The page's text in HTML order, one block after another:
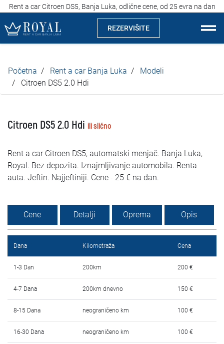
Rent a car Citroen DS5, Banja Luka, odlične cene, od 25 evra na dan
REZERVIŠITE
Kompanija
Lokacije
Iznajmljivanje vozila
Cijene
Uslovi najma
Najčešća pitanja
Blog
Kontakt
EN
Početna Rent a car Banja Luka
Modeli
Citroen DS5 2.0 Hdi
Citroen DS5 2.0 Hdi ili slično
Rent a car Citroen DS5, automatski menjač. Banja Luka,
Royal. Bez depozita. Iznajmljivanje automobila. Renta
auta. Jeftin. Najjeftiniji. Cene - 25 € na dan.
Cene Detalji Oprema Opis
Dana Kilometraža Cena
1-3 Dan 200km 200 €
4-7 Dana 200km dnevno 150 €
8-15 Dana neograničeno km 100 €
16-30 Dana neograničeno km 100 €